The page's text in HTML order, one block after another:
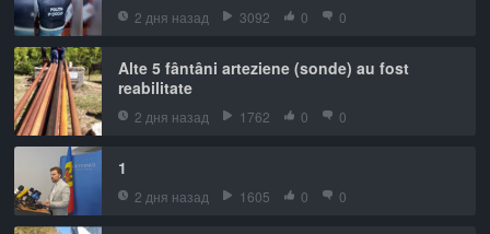
2 дня назад 3092 0 0
Alte 5 fântâni arteziene (sonde) au fost
reabilitate
2 дня назад 1762 0 0
1
2 дня назад 1605 0 0